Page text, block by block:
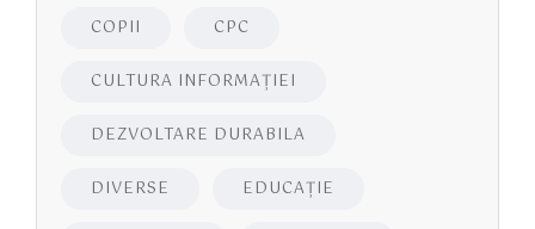
COPII CPC
CULTURA INFORMAŢIEI
DEZVOLTARE DURABILA
DIVERSE EDUCAŢIE